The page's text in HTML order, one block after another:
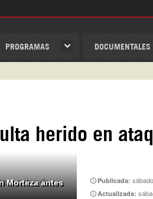
PROGRAMAS DOCUMENTALES
herido en
Morteza antes
Publicada:
Actualizada: